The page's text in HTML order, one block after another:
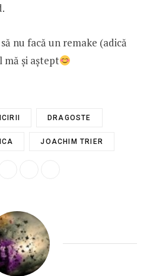
nu facă un remake (adică
mă și aștept
DRAGOSTE
JOACHIM TRIER